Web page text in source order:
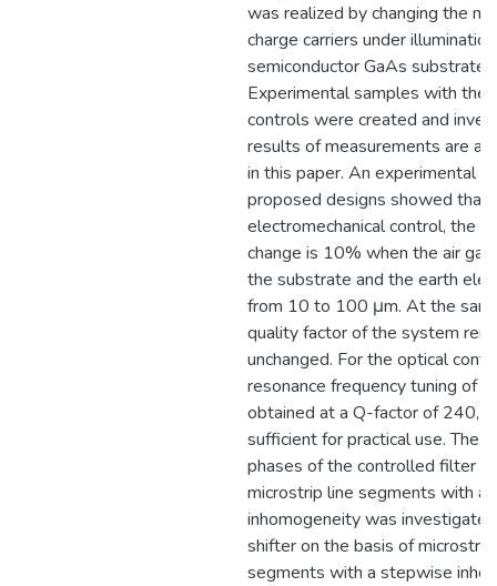
was realized by changing the
charge carriers under
semiconductor GaAs substrate.
Experimental samples with
controls were created and
results of measurements are
in this paper. An experimental
proposed designs showed that
electromechanical control, the
change is 10% when the air
the substrate and the earth
from 10 to 100 μm. At the
quality factor of the system
unchanged. For the optical
resonance frequency tuning of
obtained at a Q-factor of 240,
sufficient for practical use. The
phases of the controlled filter
microstrip line segments with a
inhomogeneity was
shifter on the basis of
segments with a stepwise